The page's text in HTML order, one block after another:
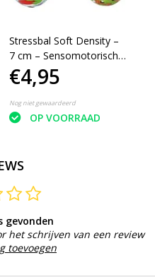
Stressbal Soft Density –
7 cm – Sensomotorische
Stimulatie – Anti Stress –
3 Stuks – Dieren
€4,95
Nog niet gewaardeerd
OP VOORRAAD
gevonden
het schrijven van een review
toevoegen